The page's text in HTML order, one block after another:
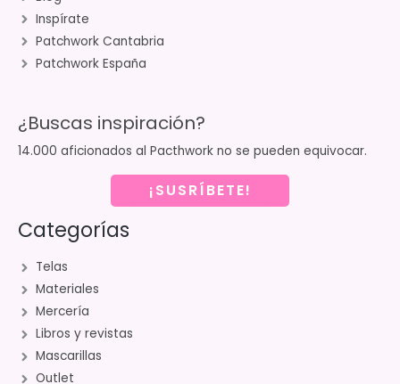
Inspírate
Patchwork Cantabria
Patchwork España
¿Buscas inspiración?
14.000 aficionados al Pacthwork no se pueden equivocar.
¡SUSRÍBETE!
Categorías
Telas
Materiales
Mercería
Libros y revistas
Mascarillas
Outlet